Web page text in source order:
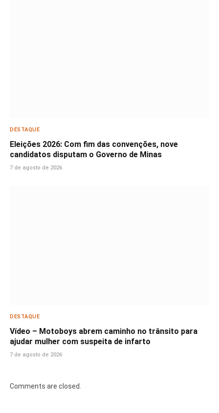
DESTAQUE
Eleições 2026: Com fim das convenções, nove
candidatos disputam o Governo de Minas
7 de agosto de 2026
DESTAQUE
Vídeo – Motoboys abrem caminho no trânsito para
ajudar mulher com suspeita de infarto
7 de agosto de 2026
Comments are closed.